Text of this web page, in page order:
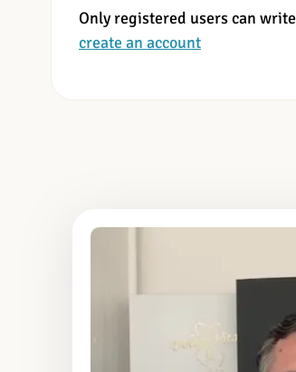
Only registered users can
create an account